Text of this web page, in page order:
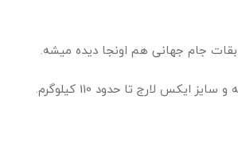
جام جهانی هم اونجا دیده میشه.